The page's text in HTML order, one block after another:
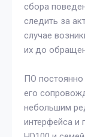
сбора
следить за
случае
их до
ПО постоянно
его
небольшим
интерфейса и